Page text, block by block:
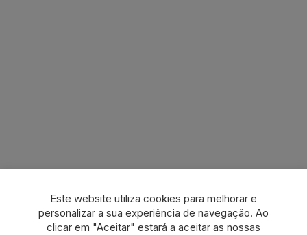
Este website utiliza cookies para melhorar e
personalizar a sua experiência de navegação. Ao
clicar em "Aceitar" estará a aceitar as nossas